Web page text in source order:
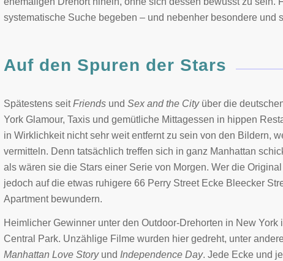
systematische Suche begeben – und nebenher besondere und
Auf den Spuren der Stars
Spätestens seitFriends und Sex and the Cityüber die
York Glamour, Taxis und gemütliche Mittagessen in hippen
in Wirklichkeit nicht sehr weit entfernt zu sein von den Bildern,
vermitteln. Denn tatsächlich treffen sich in ganz Manhattan
als wären sie die Stars einer Serie von Morgen. Wer die
jedoch auf die etwas ruhigere 66 Perry Street Ecke Bleecker
Apartment bewundern.
Heimlicher Gewinner unter den Outdoor-Drehorten in New
Central Park. Unzählige Filme wurden hier gedreht, unter
Manhattan Love Storyund Independence Day. Jede Ecke und